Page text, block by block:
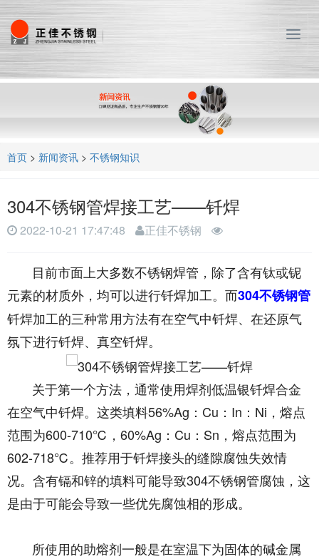
T
o
g
n
n
首页 > 新闻资讯 > 不锈钢知识
304不锈钢管焊接工艺——钎焊
2022-10-21 17:47:48 正佳不锈钢
目前市面上大多数不锈钢焊管，除了含有钛或铌
元素的材质外，均可以进行钎焊加工。而304不锈钢管
钎焊加工的三种常用方法有在空气中钎焊、在还原气
氛下进行钎焊、真空钎焊。
关于第一个方法，通常使用焊剂低温银钎焊合金
在空气中钎焊。这类填料56%Ag：Cu：In：Ni，熔点
范围为600-710℃，60%Ag：Cu：Sn，熔点范围为
602-718℃。推荐用于钎焊接头的缝隙腐蚀失效情
况。含有镉和锌的填料可能导致304不锈钢管腐蚀，这
是由于可能会导致一些优先腐蚀相的形成。
所使用的助熔剂一般是在室温下为固体的碱金属